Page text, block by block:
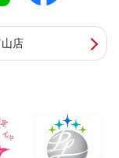
店